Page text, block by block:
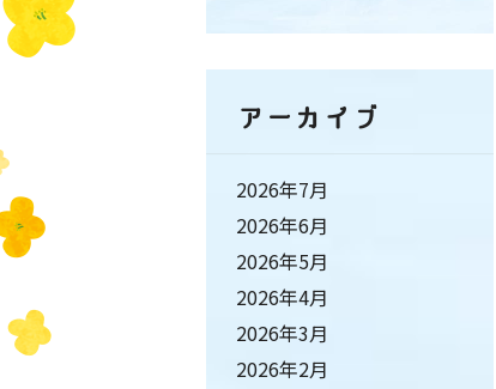
アーカイブ
2026年7月
2026年6月
2026年5月
2026年4月
2026年3月
2026年2月